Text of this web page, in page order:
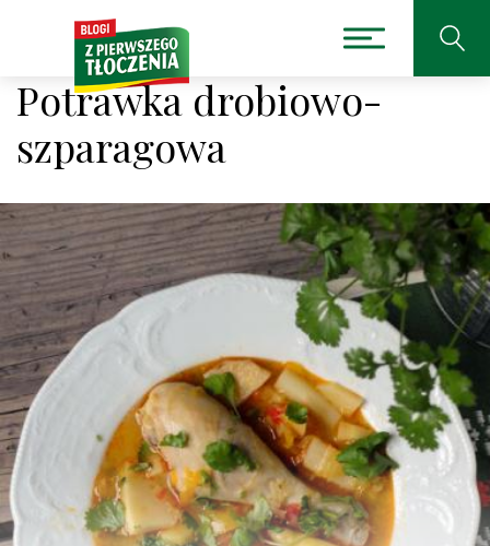
Potrawka drobiowo-
szparagowa